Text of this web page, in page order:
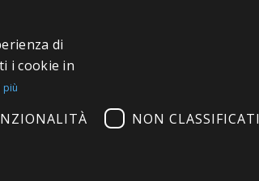
di
i cookie in
più
NON CLASSIFICATI